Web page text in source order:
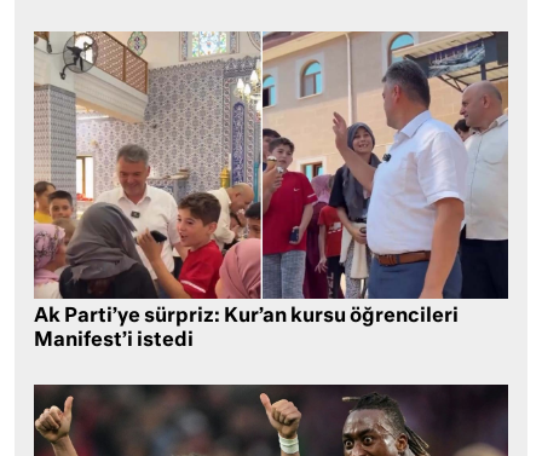
Ak Parti’ye sürpriz: Kur’an kursu öğrencileri
Manifest’i istedi